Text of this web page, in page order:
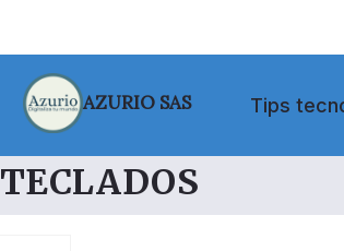
AZURIO SAS Tips
TECLADOS